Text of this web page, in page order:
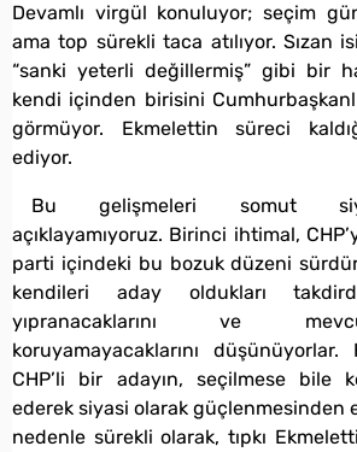
Devamlı virgül konuluyor; seçim
ama top sürekli taca atılıyor. Sızan
“sanki yeterli değillermiş” gibi bir
kendi içinden birisini
görmüyor. Ekmelettin süreci
ediyor.
Bu gelişmeleri somut
açıklayamıyoruz. Birinci ihtimal,
parti içindeki bu bozuk düzeni
kendileri aday oldukları
yıpranacaklarını ve
koruyamayacaklarını düşünüyorlar.
CHP’li bir adayın, seçilmese bile
ederek siyasi olarak güçlenmesinden
nedenle sürekli olarak, tıpkı